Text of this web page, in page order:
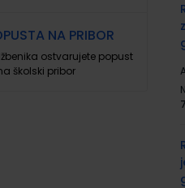
NA PRIBOR
ostvarujete popust
školski pribor